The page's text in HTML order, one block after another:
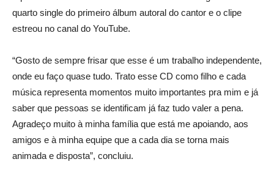
quarto single do primeiro álbum autoral do cantor e o clipe
estreou no canal do YouTube.
“Gosto de sempre frisar que esse é um trabalho independente,
onde eu faço quase tudo. Trato esse CD como filho e cada
música representa momentos muito importantes pra mim e já
saber que pessoas se identificam já faz tudo valer a pena.
Agradeço muito à minha família que está me apoiando, aos
amigos e à minha equipe que a cada dia se torna mais
animada e disposta”, concluiu.